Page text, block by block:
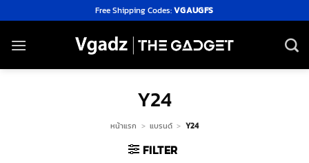
to
content
Free Shipping Codes:VGAUGFS
Y24
หน้าแรก > แบรนด์ > Y24
FILTER